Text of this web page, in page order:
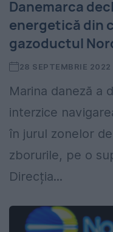
Danemarca
energetică din
gazoductul
28 SEPTEMBRIE 2022
Marina daneză a
interzice
în jurul zonelor
zborurile, pe o
Direcția...